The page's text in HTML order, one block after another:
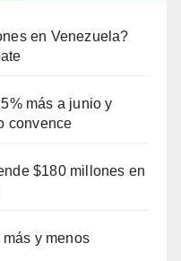
en Venezuela?
más a junio y
convence
$180 millones en
y menos